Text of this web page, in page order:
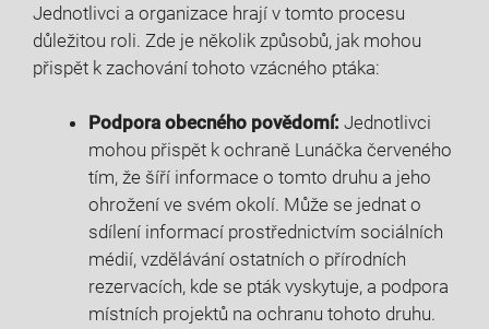
Jednotlivci a organizace hrají v tomto procesu
důležitou roli. Zde je několik způsobů, jak mohou
přispět k zachování tohoto vzácného ptáka:
Podpora obecného povědomí: Jednotlivci
mohou přispět k ochraně Lunáčka červeného
tím, že šíří informace o tomto druhu a jeho
ohrožení ve svém okolí. Může se jednat o
sdílení informací prostřednictvím sociálních
médií, vzdělávání ostatních o přírodních
rezervacích, kde se pták vyskytuje, a podpora
místních projektů na ochranu tohoto druhu.